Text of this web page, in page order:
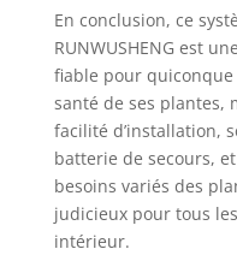
En conclusion, ce
RUNWUSHENG est
fiable pour quiconque
santé de ses plantes,
facilité d’installation,
batterie de secours,
besoins variés des
judicieux pour tous
intérieur.